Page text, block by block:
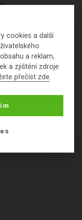
Fuj
cookies a další
a reklam,
a zjištění zdroje
přečíst zde.